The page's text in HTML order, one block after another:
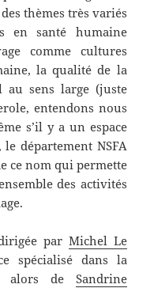
thèmes très variés
en santé humaine
comme cultures
la qualité de la
au sens large (juste
entendons nous
s’il y a un espace
département NSFA
ce nom qui permette
des activités
par Michel Le
spécialisé dans la
alors de Sandrine